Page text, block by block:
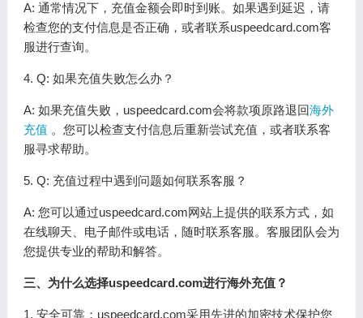
A: 通常情况下，充值金额会即时到账。如果遇到延迟，请
检查您的支付信息是否正确，或者联系uspeedcard.com客
服进行查询。
4. Q: 如果充值失败怎么办？
A: 如果充值失败，uspeedcard.com会将款项原路退回海外
充值 。您可以检查支付信息后重新尝试充值，或者联系客
服寻求帮助。
5. Q: 充值过程中遇到问题如何联系客服？
A: 您可以通过uspeedcard.com网站上提供的联系方式，如
在线聊天、电子邮件或电话，随时联系客服。客服团队会为
您提供专业的帮助和解答。
三、为什么选择uspeedcard.com进行海外充值？
1. 安全可靠：uspeedcard.com采用先进的加密技术保护您